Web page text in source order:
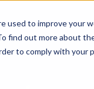
to improve your
out more about
to comply with your